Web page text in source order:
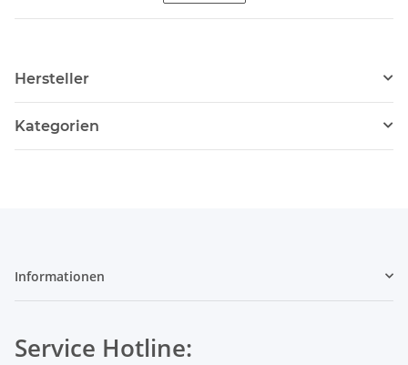
Hersteller
Kategorien
Informationen
Service Hotline: